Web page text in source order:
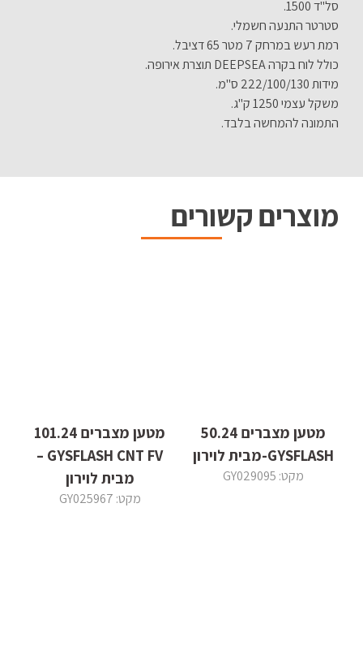
סל"ד 1500.
סטרטר התנעה חשמלי.
רמת רעש במרחק 7 מטר 65 דציבל.
כולל לוח בקרה DEEPSEA תוצרת אירופה.
מידות 222/100/130 ס"מ.
משקל עצמי 1250 ק"ג.
התמונה להמחשה בלבד.
מוצרים קשורים
מטען מצברים 50.24
GYSFLASH-מבית לוירון
מקט: GY029095
מטען מצברים 101.24
GYSFLASH CNT FV –
מבית לוירון
מקט: GY025967